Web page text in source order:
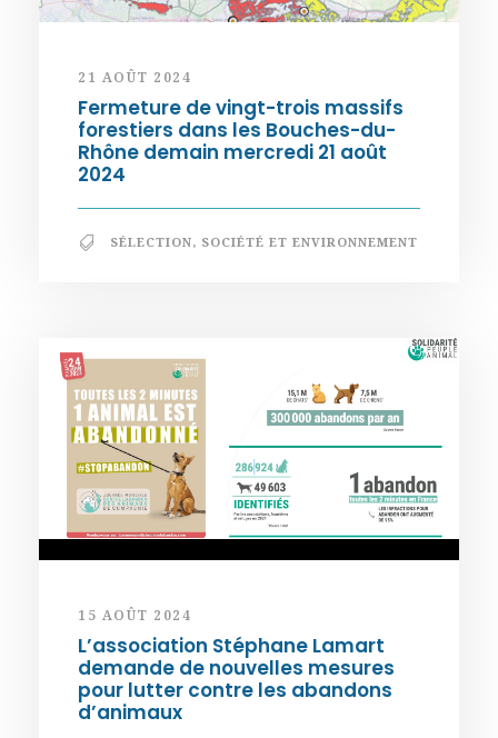
21 AOÛT 2024
Fermeture de vingt-trois massifs
forestiers dans les Bouches-du-
Rhône demain mercredi 21 août
2024
SÉLECTION, SOCIÉTÉ ET ENVIRONNEMENT
15 AOÛT 2024
L’association Stéphane Lamart
demande de nouvelles mesures
pour lutter contre les abandons
d’animaux